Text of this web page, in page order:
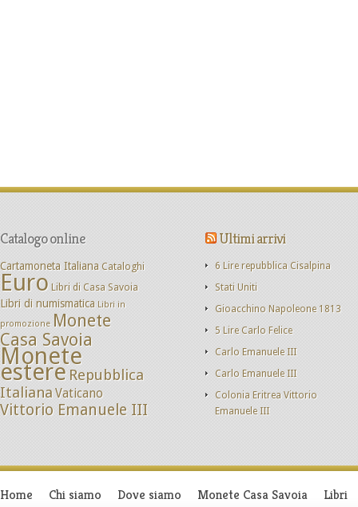
Catalogo online
Cartamoneta Italiana Cataloghi
Euro Libri di Casa Savoia
Libri di numismatica Libri in
promozione Monete
Casa Savoia
Monete
estere Repubblica
ItalianaVaticano
Vittorio Emanuele III
Ultimi arrivi
6 Lire repubblica Cisalpina
Stati Uniti
Gioacchino Napoleone 1813
5 Lire Carlo Felice
Carlo Emanuele III
Carlo Emanuele III
Colonia Eritrea Vittorio
Emanuele III
Home Chi siamo Dove siamo Monete Casa Savoia Libri